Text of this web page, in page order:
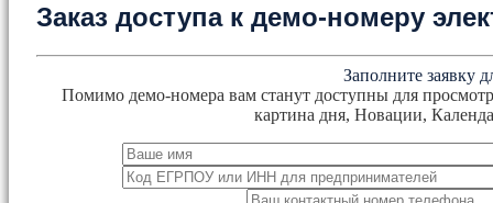
Заказ доступа к демо-номеру
Заполните заявку
Помимо демо-номера вам станут доступны для
картина дня, Новации,